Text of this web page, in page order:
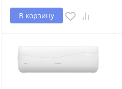
В корзину